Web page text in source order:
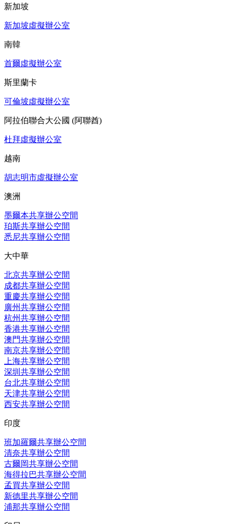
新加坡
新加坡虛擬辦公室
南韓
首爾虛擬辦公室
斯里蘭卡
可倫坡虛擬辦公室
阿拉伯聯合大公國 (阿聯酋)
杜拜虛擬辦公室
越南
胡志明市虛擬辦公室
澳洲
墨爾本共享辦公空間
珀斯共享辦公空間
悉尼共享辦公空間
大中華
北京共享辦公空間
成都共享辦公空間
重慶共享辦公空間
廣州共享辦公空間
杭州共享辦公空間
香港共享辦公空間
澳門共享辦公空間
南京共享辦公空間
上海共享辦公空間
深圳共享辦公空間
台北共享辦公空間
天津共享辦公空間
西安共享辦公空間
印度
班加羅爾共享辦公空間
清奈共享辦公空間
古爾岡共享辦公空間
海得拉巴共享辦公空間
孟買共享辦公空間
新德里共享辦公空間
浦那共享辦公空間